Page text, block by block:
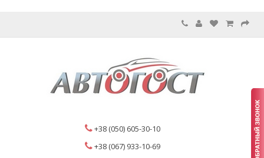
+38 (050) 605-30-10
+38 (067) 933-10-69